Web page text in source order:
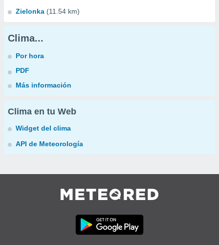
Zielonka (11.54 km)
Clima...
Por hora
PDF
Más información
Clima en tu Web
Widget del clima
API de Meteorología